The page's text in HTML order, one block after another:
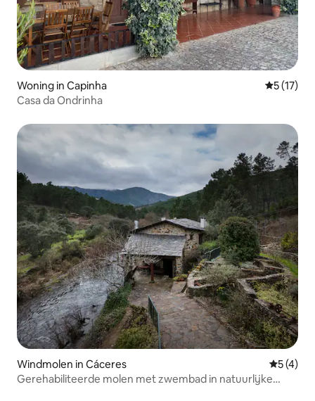
Woning in Capinha
5 (17)
Casa da Ondrinha
Windmolen in Cáceres‎
5 (4)
Gerehabiliteerde molen met zwembad in natuurlijke